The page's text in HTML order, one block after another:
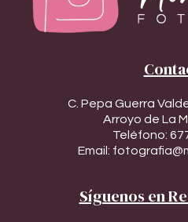
C. Pepa Guerra
Arroyo de La
Teléfono:
Email:
Síguenos en